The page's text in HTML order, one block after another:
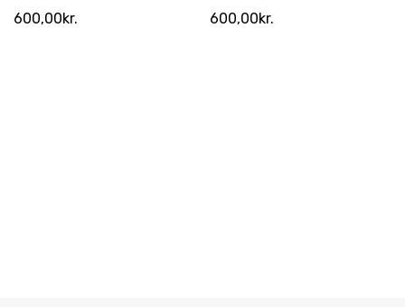
600,00kr. 600,00kr.